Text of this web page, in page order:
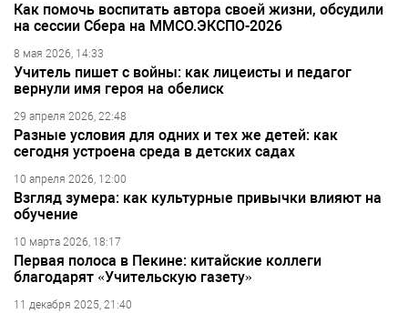
Как помочь воспитать автора своей жизни, обсудили
на сессии Сбера на ММСО.ЭКСПО-2026
8 мая 2026, 14:33
Учитель пишет с войны: как лицеисты и педагог
вернули имя героя на обелиск
29 апреля 2026, 22:48
Разные условия для одних и тех же детей: как
сегодня устроена среда в детских садах
10 апреля 2026, 12:00
Взгляд зумера: как культурные привычки влияют на
обучение
10 марта 2026, 18:17
Первая полоса в Пекине: китайские коллеги
благодарят «Учительскую газету»
11 декабря 2025, 21:40